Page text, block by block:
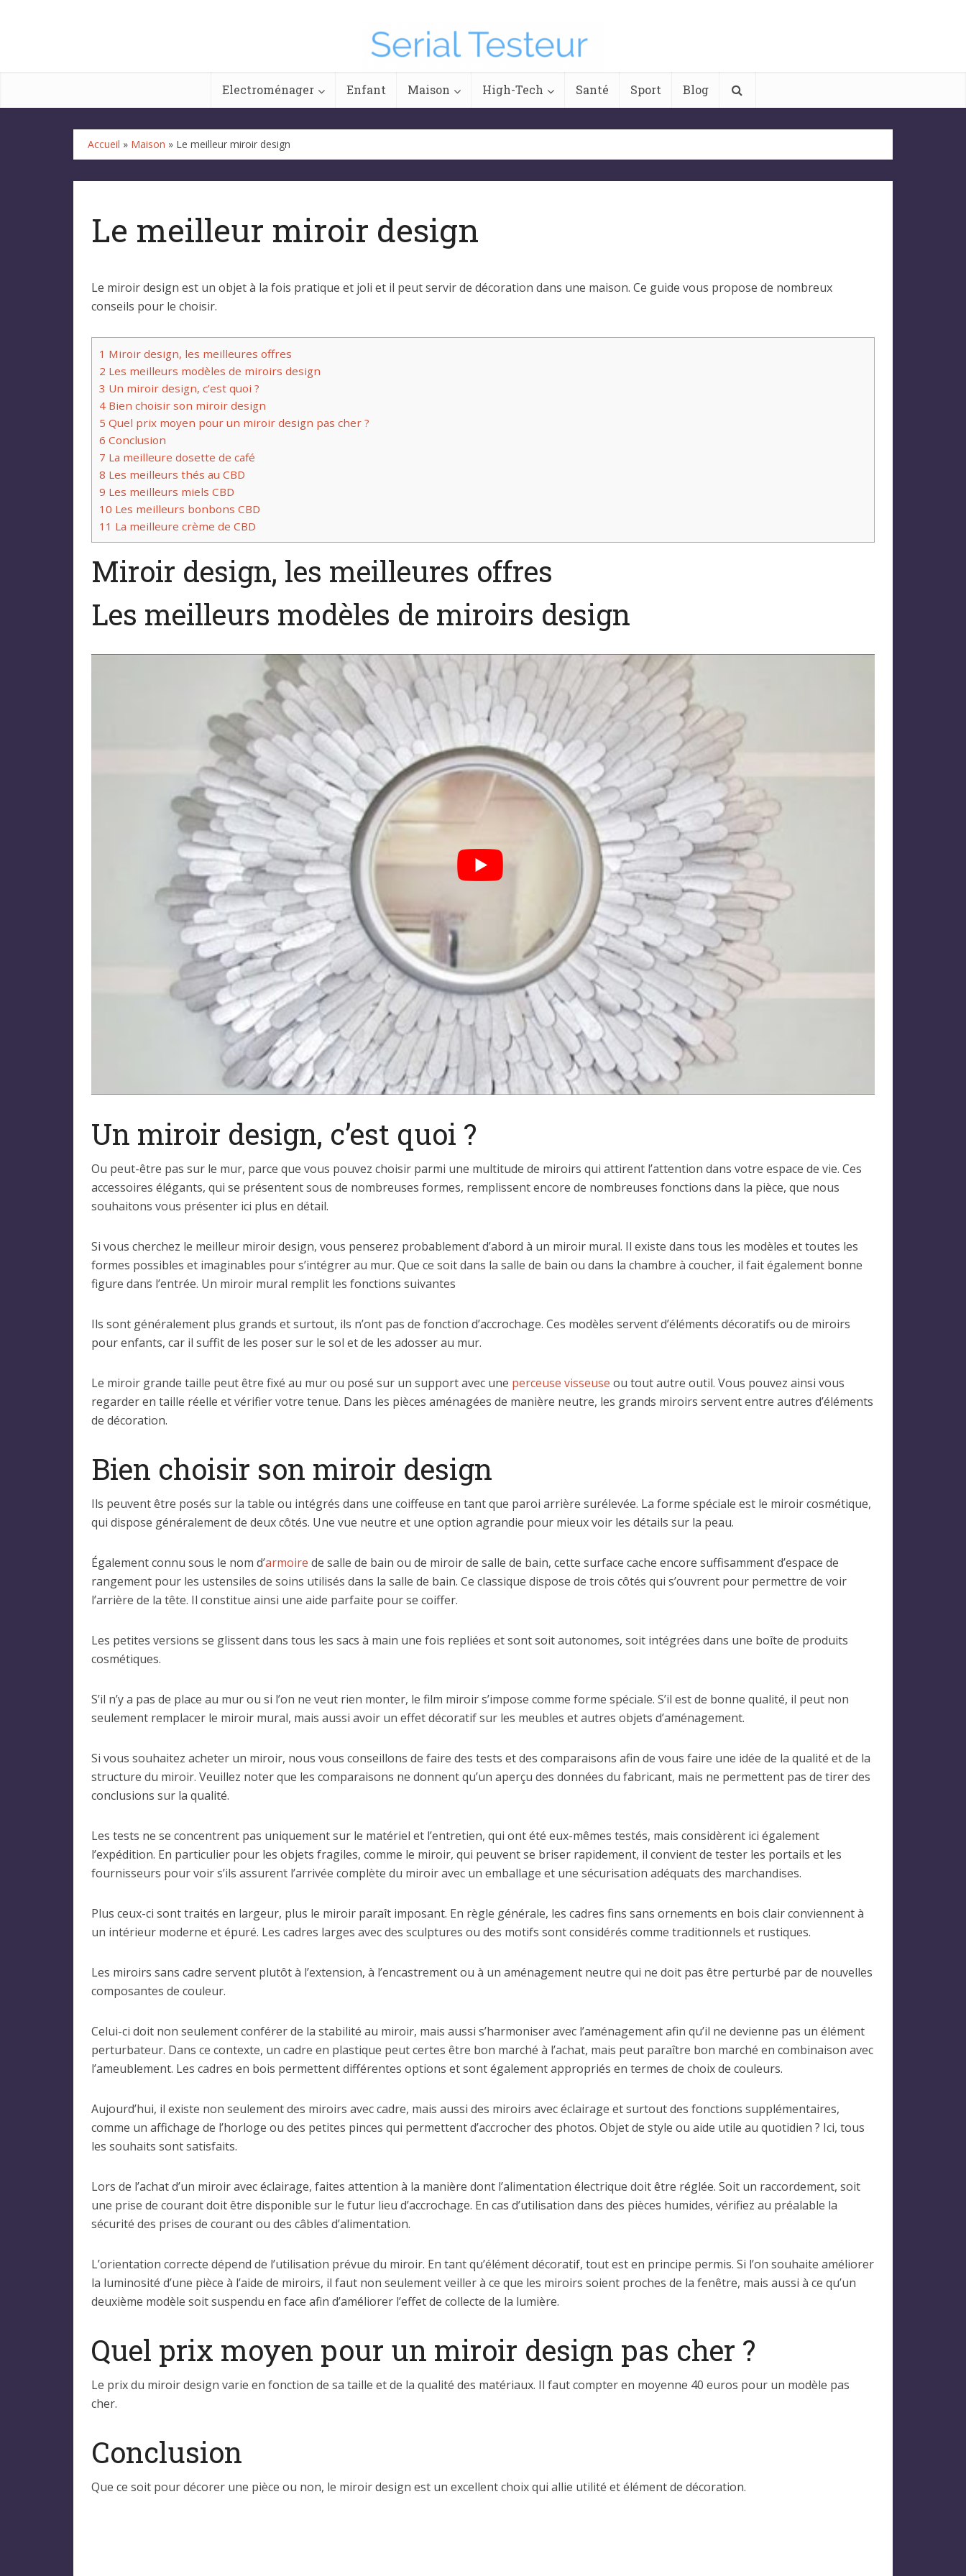
Electroménager Enfant Maison High-Tech Santé Sport Blog
Accueil » Maison » Le meilleur miroir design
Le meilleur miroir design
Le miroir design est un objet à la fois pratique et joli et il peut servir de décoration dans une maison. Ce guide vous propose de nombreux
conseils pour le choisir.
1 Miroir design, les meilleures offres
2 Les meilleurs modèles de miroirs design
3 Un miroir design, c’est quoi ?
4 Bien choisir son miroir design
5 Quel prix moyen pour un miroir design pas cher ?
6 Conclusion
7 La meilleure dosette de café
8 Les meilleurs thés au CBD
9 Les meilleurs miels CBD
10 Les meilleurs bonbons CBD
11 La meilleure crème de CBD
Miroir design, les meilleures offres
Les meilleurs modèles de miroirs design
Un miroir design, c’est quoi ?
Ou peut-être pas sur le mur, parce que vous pouvez choisir parmi une multitude de miroirs qui attirent l’attention dans votre espace de vie. Ces
accessoires élégants, qui se présentent sous de nombreuses formes, remplissent encore de nombreuses fonctions dans la pièce, que nous
souhaitons vous présenter ici plus en détail.
Si vous cherchez le meilleur miroir design, vous penserez probablement d’abord à un miroir mural. Il existe dans tous les modèles et toutes les
formes possibles et imaginables pour s’intégrer au mur. Que ce soit dans la salle de bain ou dans la chambre à coucher, il fait également bonne
figure dans l’entrée. Un miroir mural remplit les fonctions suivantes
Ils sont généralement plus grands et surtout, ils n’ont pas de fonction d’accrochage. Ces modèles servent d’éléments décoratifs ou de miroirs
pour enfants, car il suffit de les poser sur le sol et de les adosser au mur.
Le miroir grande taille peut être fixé au mur ou posé sur un support avec une perceuse visseuse ou tout autre outil. Vous pouvez ainsi vous
regarder en taille réelle et vérifier votre tenue. Dans les pièces aménagées de manière neutre, les grands miroirs servent entre autres d’éléments
de décoration.
Bien choisir son miroir design
Ils peuvent être posés sur la table ou intégrés dans une coiffeuse en tant que paroi arrière surélevée. La forme spéciale est le miroir cosmétique,
qui dispose généralement de deux côtés. Une vue neutre et une option agrandie pour mieux voir les détails sur la peau.
Également connu sous le nom d’armoire de salle de bain ou de miroir de salle de bain, cette surface cache encore suffisamment d’espace de
rangement pour les ustensiles de soins utilisés dans la salle de bain. Ce classique dispose de trois côtés qui s’ouvrent pour permettre de voir
l’arrière de la tête. Il constitue ainsi une aide parfaite pour se coiffer.
Les petites versions se glissent dans tous les sacs à main une fois repliées et sont soit autonomes, soit intégrées dans une boîte de produits
cosmétiques.
S’il n’y a pas de place au mur ou si l’on ne veut rien monter, le film miroir s’impose comme forme spéciale. S’il est de bonne qualité, il peut non
seulement remplacer le miroir mural, mais aussi avoir un effet décoratif sur les meubles et autres objets d’aménagement.
Si vous souhaitez acheter un miroir, nous vous conseillons de faire des tests et des comparaisons afin de vous faire une idée de la qualité et de la
structure du miroir. Veuillez noter que les comparaisons ne donnent qu’un aperçu des données du fabricant, mais ne permettent pas de tirer des
conclusions sur la qualité.
Les tests ne se concentrent pas uniquement sur le matériel et l’entretien, qui ont été eux-mêmes testés, mais considèrent ici également
l’expédition. En particulier pour les objets fragiles, comme le miroir, qui peuvent se briser rapidement, il convient de tester les portails et les
fournisseurs pour voir s’ils assurent l’arrivée complète du miroir avec un emballage et une sécurisation adéquats des marchandises.
Plus ceux-ci sont traités en largeur, plus le miroir paraît imposant. En règle générale, les cadres fins sans ornements en bois clair conviennent à
un intérieur moderne et épuré. Les cadres larges avec des sculptures ou des motifs sont considérés comme traditionnels et rustiques.
Les miroirs sans cadre servent plutôt à l’extension, à l’encastrement ou à un aménagement neutre qui ne doit pas être perturbé par de nouvelles
composantes de couleur.
Celui-ci doit non seulement conférer de la stabilité au miroir, mais aussi s’harmoniser avec l’aménagement afin qu’il ne devienne pas un élément
perturbateur. Dans ce contexte, un cadre en plastique peut certes être bon marché à l’achat, mais peut paraître bon marché en combinaison avec
l’ameublement. Les cadres en bois permettent différentes options et sont également appropriés en termes de choix de couleurs.
Aujourd’hui, il existe non seulement des miroirs avec cadre, mais aussi des miroirs avec éclairage et surtout des fonctions supplémentaires,
comme un affichage de l’horloge ou des petites pinces qui permettent d’accrocher des photos. Objet de style ou aide utile au quotidien ? Ici, tous
les souhaits sont satisfaits.
Lors de l’achat d’un miroir avec éclairage, faites attention à la manière dont l’alimentation électrique doit être réglée. Soit un raccordement, soit
une prise de courant doit être disponible sur le futur lieu d’accrochage. En cas d’utilisation dans des pièces humides, vérifiez au préalable la
sécurité des prises de courant ou des câbles d’alimentation.
L’orientation correcte dépend de l’utilisation prévue du miroir. En tant qu’élément décoratif, tout est en principe permis. Si l’on souhaite améliorer
la luminosité d’une pièce à l’aide de miroirs, il faut non seulement veiller à ce que les miroirs soient proches de la fenêtre, mais aussi à ce qu’un
deuxième modèle soit suspendu en face afin d’améliorer l’effet de collecte de la lumière.
Quel prix moyen pour un miroir design pas cher ?
Le prix du miroir design varie en fonction de sa taille et de la qualité des matériaux. Il faut compter en moyenne 40 euros pour un modèle pas
cher.
Conclusion
Que ce soit pour décorer une pièce ou non, le miroir design est un excellent choix qui allie utilité et élément de décoration.